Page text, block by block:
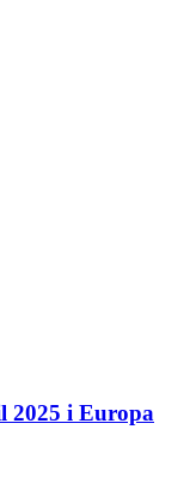
2025 i Europa